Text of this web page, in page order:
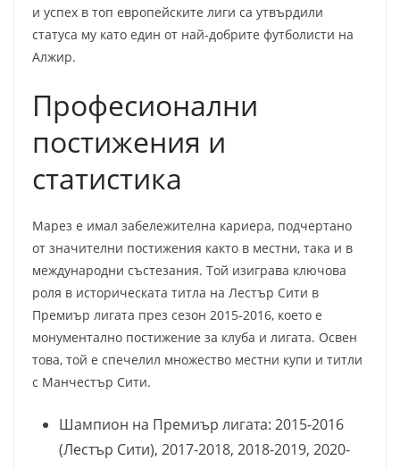
и успех в топ европейските лиги са утвърдили
статуса му като един от най-добрите футболисти на
Алжир.
Професионални
постижения и
статистика
Марез е имал забележителна кариера, подчертано
от значителни постижения както в местни, така и в
международни състезания. Той изиграва ключова
роля в историческата титла на Лестър Сити в
Премиър лигата през сезон 2015-2016, което е
монументално постижение за клуба и лигата. Освен
това, той е спечелил множество местни купи и титли
с Манчестър Сити.
Шампион на Премиър лигата: 2015-2016
(Лестър Сити), 2017-2018, 2018-2019, 2020-